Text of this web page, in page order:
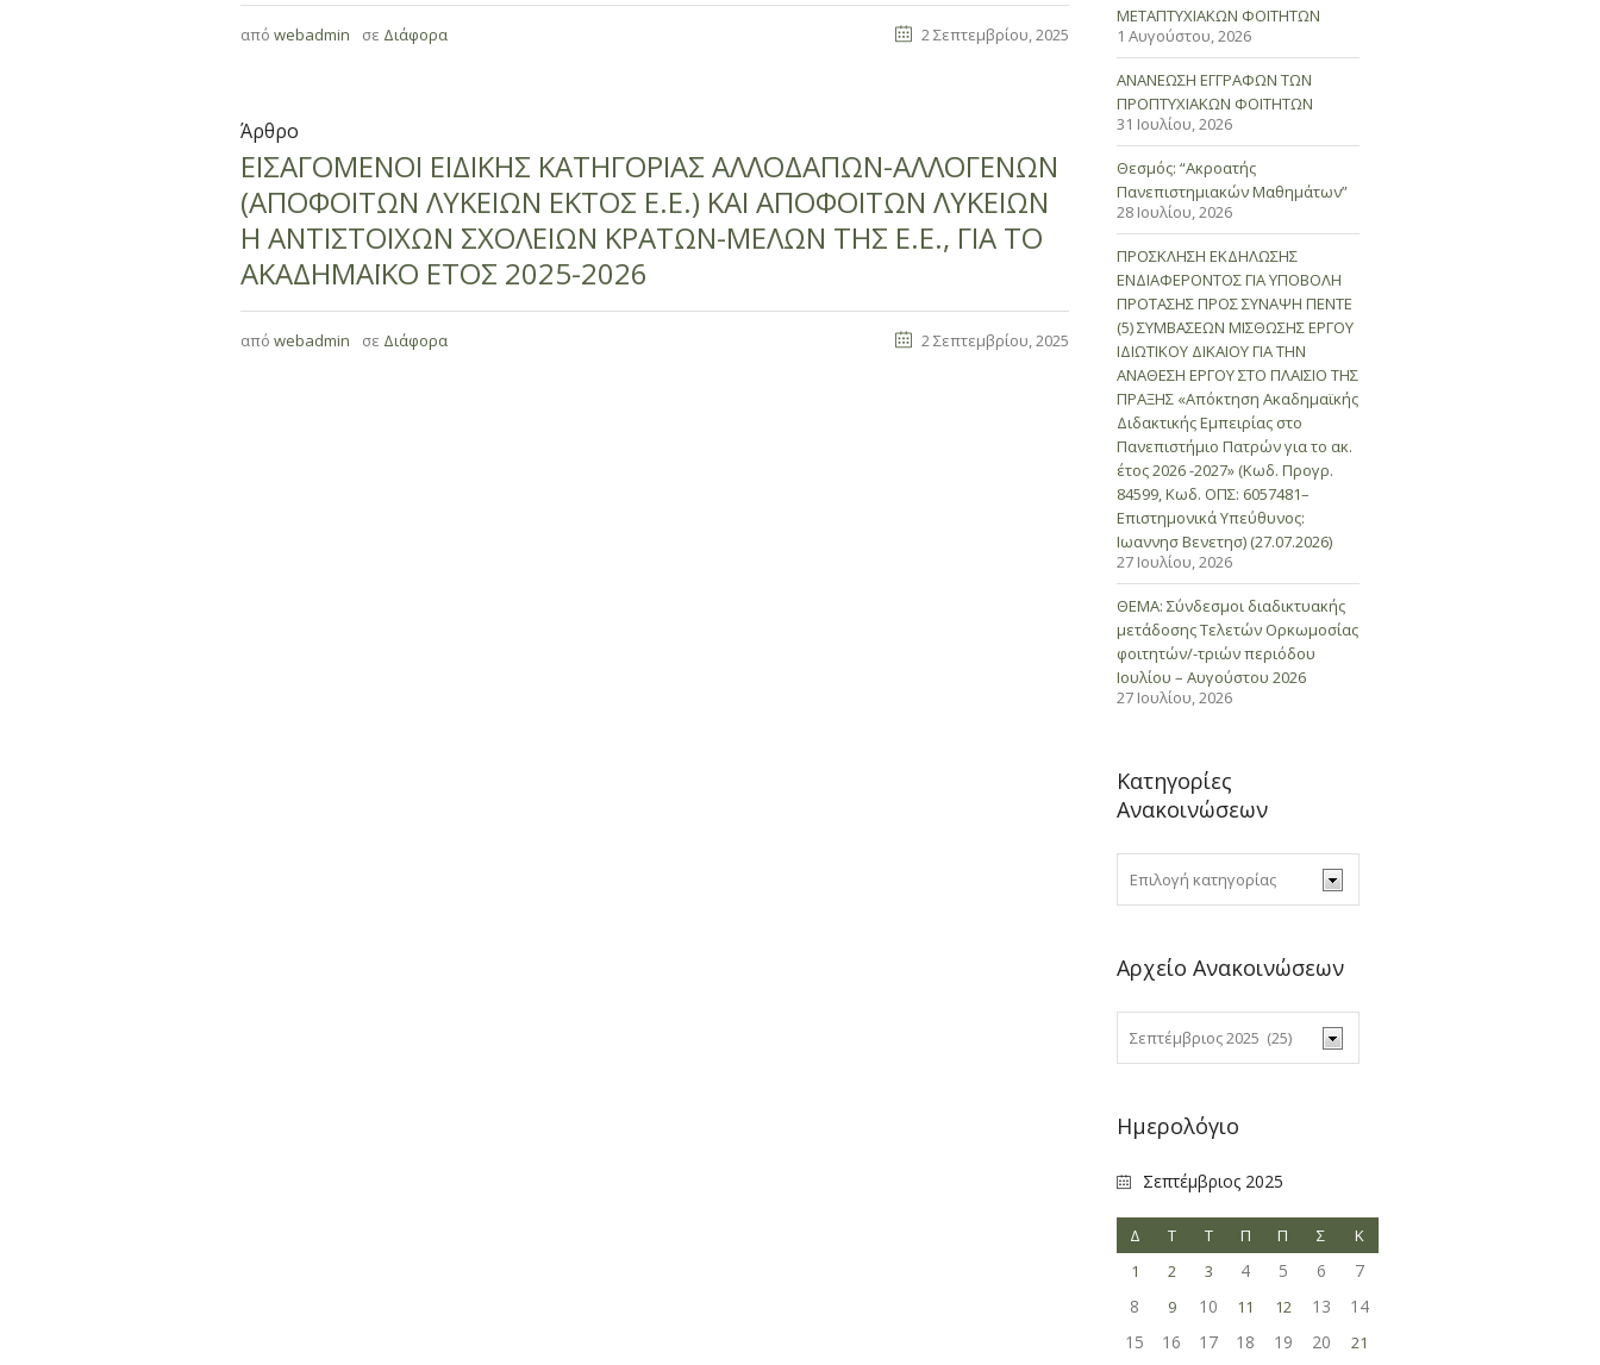
2 Σεπτεμβρίου, 2025
από webadmin σε Διάφορα
Άρθρο
ΕΙΣΑΓΟΜΕΝΟΙ ΕΙΔΙΚΗΣ ΚΑΤΗΓΟΡΙΑΣ ΑΛΛΟΔΑΠΩΝ-ΑΛΛΟΓΕΝΩΝ
(ΑΠΟΦΟΙΤΩΝ ΛΥΚΕΙΩΝ ΕΚΤΟΣ Ε.Ε.) ΚΑΙ ΑΠΟΦΟΙΤΩΝ ΛΥΚΕΙΩΝ
Η ΑΝΤΙΣΤΟΙΧΩΝ ΣΧΟΛΕΙΩΝ ΚΡΑΤΩΝ-ΜΕΛΩΝ ΤΗΣ Ε.Ε., ΓΙΑ ΤΟ
ΑΚΑΔΗΜΑΪΚΟ ΕΤΟΣ 2025-2026
2 Σεπτεμβρίου, 2025
από webadmin σε Διάφορα
ΜΕΤΑΠΤΥΧΙΑΚΩΝ ΦΟΙΤΗΤΩΝ
1 Αυγούστου, 2026
ΑΝΑΝΕΩΣΗ ΕΓΓΡΑΦΩΝ ΤΩΝ
ΠΡΟΠΤΥΧΙΑΚΩΝ ΦΟΙΤΗΤΩΝ
31 Ιουλίου, 2026
Θεσμός: “Ακροατής
Πανεπιστημιακών Μαθημάτων”
28 Ιουλίου, 2026
ΠΡΟΣΚΛΗΣΗ ΕΚΔΗΛΩΣΗΣ
ΕΝΔΙΑΦΕΡΟΝΤΟΣ ΓΙΑ ΥΠΟΒΟΛΗ
ΠΡΟΤΑΣΗΣ ΠΡΟΣ ΣΥΝΑΨΗ ΠΕΝΤΕ
(5) ΣΥΜΒΑΣΕΩΝ ΜΙΣΘΩΣΗΣ ΕΡΓΟΥ
ΙΔΙΩΤΙΚΟΥ ΔΙΚΑΙΟΥ ΓΙΑ ΤΗΝ
ΑΝΑΘΕΣΗ ΕΡΓΟΥ ΣΤΟ ΠΛΑΙΣΙΟ ΤΗΣ
ΠΡΑΞΗΣ «Απόκτηση Ακαδημαϊκής
Διδακτικής Εμπειρίας στο
Πανεπιστήμιο Πατρών για το ακ.
έτος 2026 -2027» (Κωδ. Προγρ.
84599, Κωδ. ΟΠΣ: 6057481–
Επιστημονικά Υπεύθυνος:
Ιωαννησ Βενετησ) (27.07.2026)
27 Ιουλίου, 2026
ΘΕΜΑ: Σύνδεσμοι διαδικτυακής
μετάδοσης Τελετών Ορκωμοσίας
φοιτητών/-τριών περιόδου
Ιουλίου – Αυγούστου 2026
27 Ιουλίου, 2026
Κατηγορίες
Ανακοινώσεων
Αρχείο Ανακοινώσεων
Ημερολόγιο
Σεπτέμβριος 2025
Δ Τ Τ Π Π Σ
Κ
1
2 3 4 5 6
7
8
9 10 11 12 13
14
15
16 17 18 19 20
21